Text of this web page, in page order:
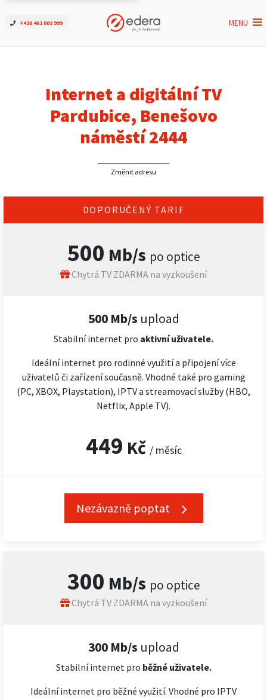
+420 461 002 999 MENU
Ověřit dostupnost
ČEZNET TV
Podpora
Kontakt
Internet a digitální TV
Pardubice, Benešovo
náměstí 2444
Změnit adresu
300 Mb/s po optice
Chytrá TV ZDARMA na vyzkoušení
300 Mb/s upload
Stabilní internet pro běžné uživatele.
Ideální internet pro běžné využití. Vhodné pro IPTV
DOPORUČENÝ TARIF
500 Mb/s po optice
Chytrá TV ZDARMA na vyzkoušení
500 Mb/s upload
Stabilní internet pro aktivní uživatele.
Ideální internet pro rodinné využití a připojení více
uživatelů či zařízení současně. Vhodné také pro gaming
(PC, XBOX, Playstation), IPTV a streamovací služby (HBO,
Netflix, Apple TV).
449 Kč / měsíc
Nezávazně poptat